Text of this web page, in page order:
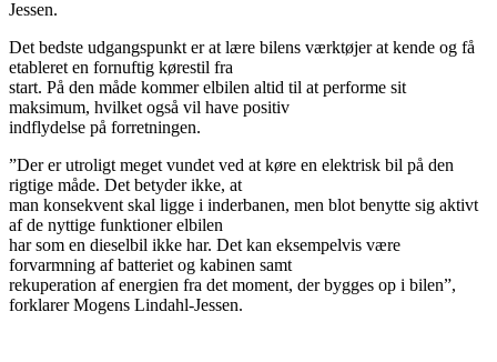
Jessen.
Det bedste udgangspunkt er at lære bilens værktøjer at kende og få
etableret en fornuftig kørestil fra
start. På den måde kommer elbilen altid til at performe sit
maksimum, hvilket også vil have positiv
indflydelse på forretningen.
”Der er utroligt meget vundet ved at køre en elektrisk bil på den
rigtige måde. Det betyder ikke, at
man konsekvent skal ligge i inderbanen, men blot benytte sig aktivt
af de nyttige funktioner elbilen
har som en dieselbil ikke har. Det kan eksempelvis være
forvarmning af batteriet og kabinen samt
rekuperation af energien fra det moment, der bygges op i bilen”,
forklarer Mogens Lindahl-Jessen.